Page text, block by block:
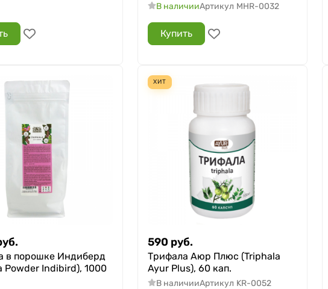
В наличииАртикул MHR-0032
Купить
в порошке Индиберд
Powder Indibird), 1000
ХИТ
590 руб.
Трифала Аюр Плюс (Triphala
Ayur Plus), 60 кап.
В наличииАртикул KR-0052